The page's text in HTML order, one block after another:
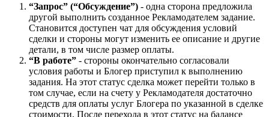
“Запрос” (“Обсуждение”) - одна сторона предложила
другой выполнить созданное Рекламодателем задание.
Становится доступен чат для обсуждения условий
сделки и стороны могут изменить ее описание и другие
детали, в том числе размер оплаты.
“В работе” - стороны окончательно согласовали
условия работы и Блогер приступил к выполнению
задания. На этот статус сделка может перейти только в
том случае, если на счету у Рекламодателя достаточно
средств для оплаты услуг Блогера по указанной в сделке
стоимости. После перехода в этот статус на балансе